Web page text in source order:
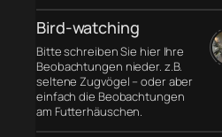
Bird-watching
Bitte schreiben Sie hier Ihre
Beobachtungen nieder. z.B.
seltene Zugvögel – oder aber
einfach die Beobachtungen
am Futterhäuschen.